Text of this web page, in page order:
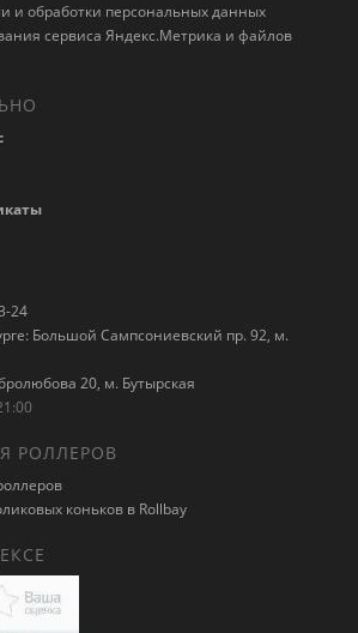
и обработки персональных данных
сервиса Яндекс.Метрика и файлов
24
Большой Сампсониевский пр. 92, м.
20, м. Бутырская
РОЛЛЕРОВ
коньков в Rollbay